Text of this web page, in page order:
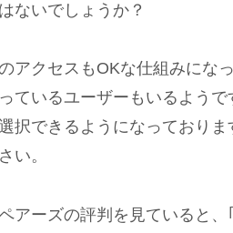
ないでしょうか？
アクセスもOKな仕組みにな
ているユーザーもいるよう
択できるようになっており
い。
アーズの評判を見ていると